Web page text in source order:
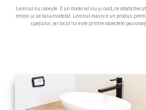
Lemnul nu rănește. E un material viu și cald, ce odată
emoții și se lasă modelat. Lemnul masiv e un produs
spațiului, iar locul lui este printre obiectele